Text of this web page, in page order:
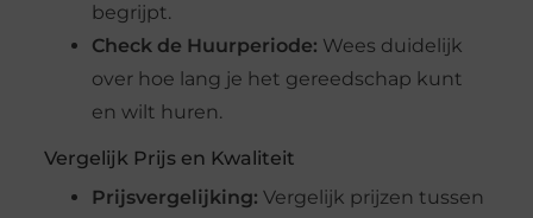
begrijpt.
Check de Huurperiode: Wees duidelijk
over hoe lang je het gereedschap kunt
en wilt huren.
Vergelijk Prijs en Kwaliteit
Prijsvergelijking: Vergelijk prijzen tussen